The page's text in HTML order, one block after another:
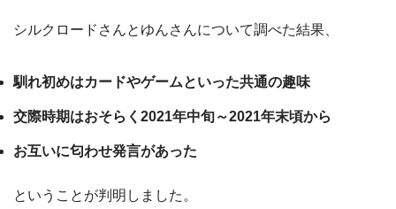
シルクロードさんとゆんさんについて調べた結果、
馴れ初めはカードやゲームといった共通の趣味
交際時期はおそらく2021年中旬～2021年末頃から
お互いに匂わせ発言があった
ということが判明しました。